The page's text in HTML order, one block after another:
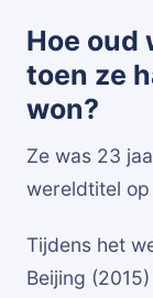
Hoe oud
toen ze
won?
Ze was 23
wereldtitel
Tijdens het
Beijing